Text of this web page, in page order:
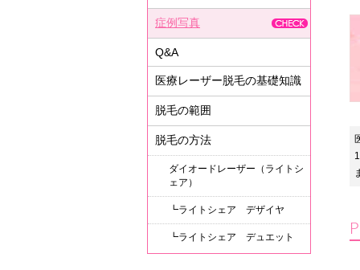
症例写真
Q&A
医療レーザー脱毛の基礎知識
脱毛の範囲
脱毛の方法
ダイオードレーザー（ライトシ
ェア）
┗ライトシェア デザイヤ
┗ライトシェア デュエット